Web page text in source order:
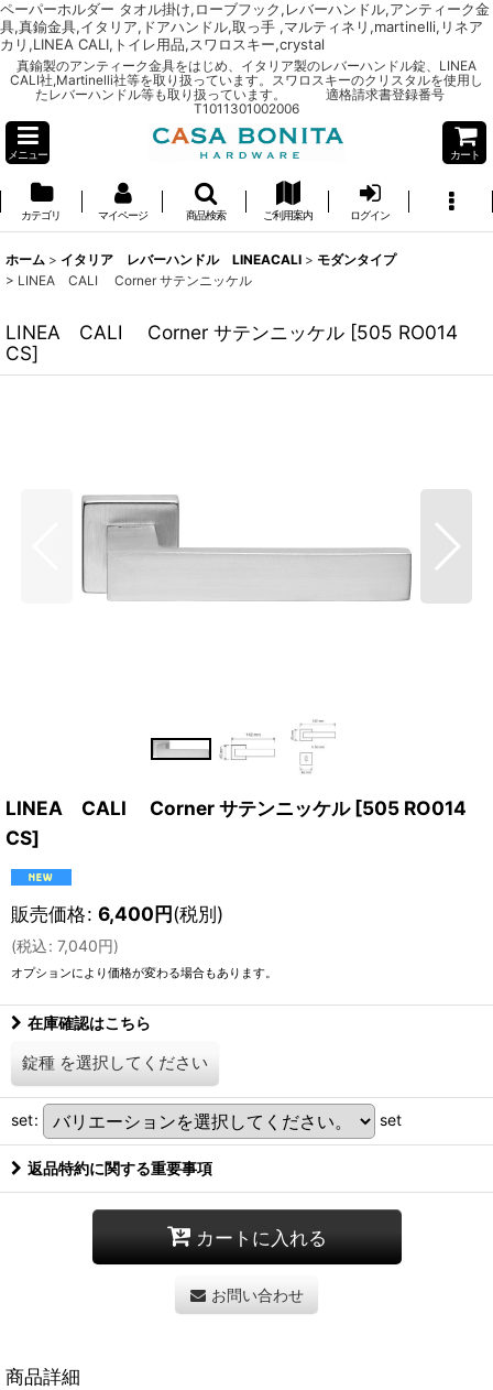
ペーパーホルダー タオル掛け,ローブフック,レバーハンドル,アンティーク金
具,真鍮金具,イタリア,ドアハンドル,取っ手 ,マルティネリ,martinelli,リネア
カリ,LINEA CALI,トイレ用品,スワロスキー,crystal
真鍮製のアンティーク金具をはじめ、イタリア製のレバーハンドル錠、LINEA
CALI社,Martinelli社等を取り扱っています。スワロスキーのクリスタルを使用し
たレバーハンドル等も取り扱っています。 適格請求書登録番号
T1011301002006
メニュー カート
カテゴリ マイページ 商品検索 ご利用案内 ログイン
ホーム > イタリア レバーハンドル LINEACALI > モダンタイプ
> LINEA CALI Corner サテンニッケル
LINEA CALI Corner サテンニッケル [505 RO014
CS]
LINEA CALI Corner サテンニッケル [505 RO014
CS]
販売価格: 6,400円(税別)
(税込: 7,040円)
オプションにより価格が変わる場合もあります。
在庫確認はこちら
錠種 を選択してください
set: set
返品特約に関する重要事項
カートに入れる
お問い合わせ
商品詳細